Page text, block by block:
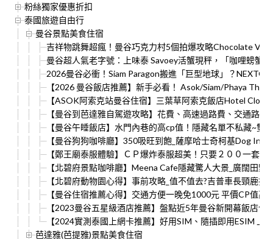
粉絲獨家優惠折扣
泰國旅遊自由行
曼谷景點美食住宿
吉祥物跳舞超瘋！曼谷巧克力村5個拍爆攻略Chocolate
曼谷超人氣老字號：上味泰 Savoey活蟹現秤，「咖哩螃蟹
2026曼谷必衝！Siam Paragon搬進「巨型地球」？
【2026 曼谷飯店推薦】新手必看！ Asok/Siam/Phaya
【ASOK阿索克站曼谷住宿】三葉草阿索克飯店Hotel
【曼谷到芭達雅自駕遊攻略】花費、高速過路費、交通路
【曼谷午睡飯店】水門內巷的高cp值！隱藏名單不私藏~雙
【曼谷狗狗咖啡廳】350吸旺到飽_薩摩哈士奇柯基Dog In
【鄭王廟泰服體驗】ＣＰ爆炸泰服超美！只要２００一套
【北碧府景點咖啡廳】Meena Cafe隱藏驚人大景_廣闊田野
【北碧府動物園心得】事前攻略_值不值去?吉普車長頸鹿打
【曼谷住宿推薦心得】交通方便一晚免1000元 平價CP值
【2023曼谷五星級酒店推薦】盤點近5年曼谷新開幕飯店
【2024實測泰國上網卡推薦】好用SIM、隨插即用ESIM 上
芭達雅(芭提雅)景點美食住宿